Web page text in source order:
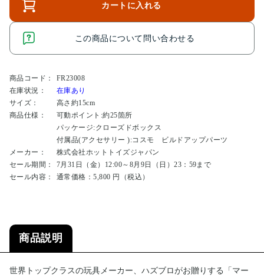
カートに入れる
この商品について問い合わせる
商品コード：
FR23008
在庫状況：
在庫あり
サイズ：
高さ約15cm
商品仕様：
可動ポイント:約25箇所
パッケージ:クローズドボックス
付属品(アクセサリー ):コスモ ビルドアップパーツ
メーカー：
株式会社ホットトイズジャパン
セール期間：
7月31日（金）12:00～8月9日（日）23：59まで
セール内容：
通常価格：5,800 円（税込）
商品説明
世界トップクラスの玩具メーカー、ハズブロがお贈りする「マー